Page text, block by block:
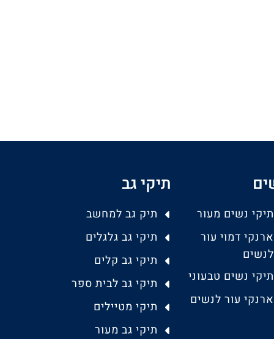
תיקי נשים מעור
ארנקי דמוי עור
לנשים
תיקי נשים טבעוני
ארנקי עור לנשים
תיקי גב
תיק גב למחשב
תיקי גב גלגלים
תיקי גב קלים
תיקי גב לבית ספר
תיקי מטיילים
תיקי גב מעור